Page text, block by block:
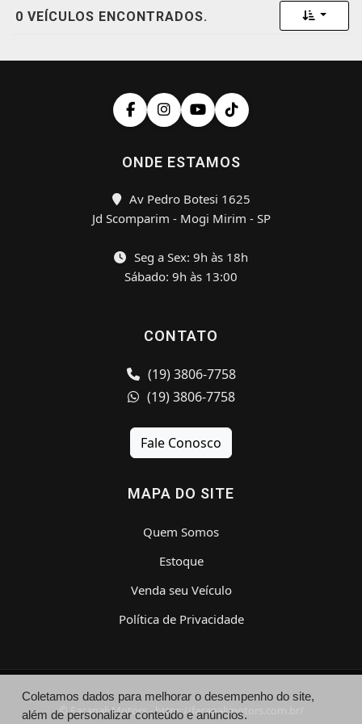
0 VEÍCULOS ENCONTRADOS. Toggle
ONDE ESTAMOS
Av Pedro Botesi 1625
Jd Scomparim - Mogi Mirim - SP
Seg a Sex: 9h às 18h
Sábado: 9h às 13:00
CONTATO
(19) 3806-7758
(19) 3806-7758
Fale Conosco
MAPA DO SITE
Quem Somos
Estoque
Venda seu Veículo
Política de Privacidade
© Facanali Motors - https://facanalimotors.com.br/
Coletamos dados para melhorar o desempenho do site,
além de personalizar conteúdo e anúncios.